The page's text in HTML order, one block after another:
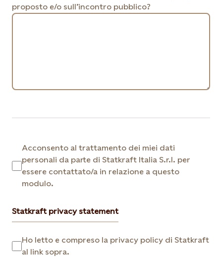
proposto e/o sull’incontro pubblico?
Acconsento al trattamento dei miei dati
personali da parte di Statkraft Italia S.r.l. per
essere contattato/a in relazione a questo
modulo.
Statkraft privacy statement
Ho letto e compreso la privacy policy di Statkraft
al link sopra.